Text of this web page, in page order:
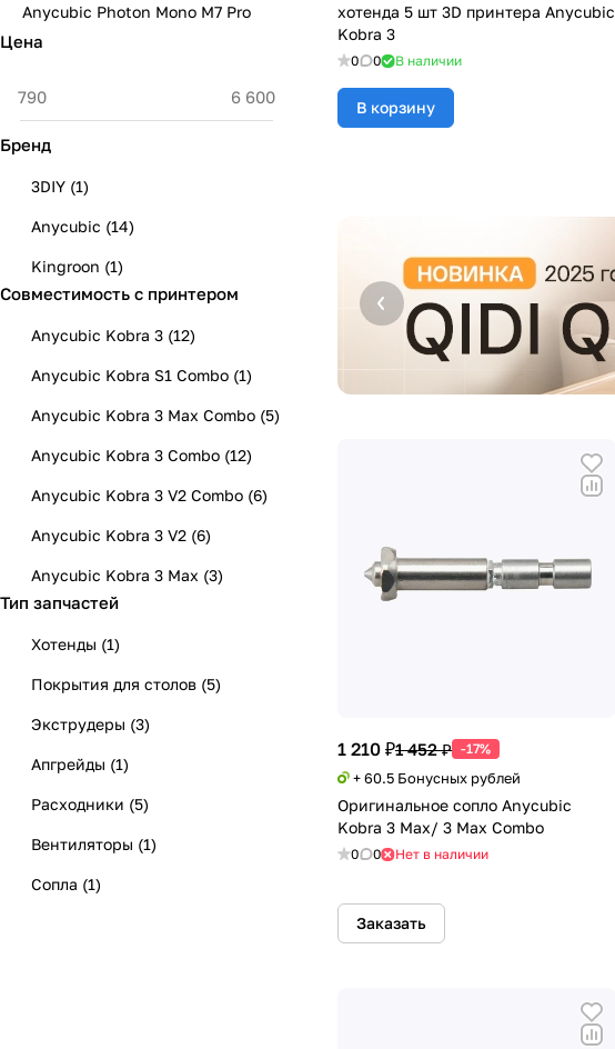
хотенда 5 шт 3D принтера Anycubic
Kobra 3
0 0 В наличии
В корзину
1 210 ₽1 452 ₽ -17%
+ 60.5 Бонусных рублей
Оригинальное сопло Anycubic
Kobra 3 Max/ 3 Max Combo
0 0 Нет в наличии
Заказать
Anycubic Photon Mono M7 Pro
Цена
Бренд
3DIY (1)
Anycubic (14)
Kingroon (1)
Совместимость с принтером
Anycubic Kobra 3 (12)
Anycubic Kobra S1 Combo (1)
Anycubic Kobra 3 Max Combo (5)
Anycubic Kobra 3 Combo (12)
Anycubic Kobra 3 V2 Combo (6)
Anycubic Kobra 3 V2 (6)
Anycubic Kobra 3 Max (3)
Тип запчастей
Хотенды (1)
Покрытия для столов (5)
Экструдеры (3)
Апгрейды (1)
Расходники (5)
Вентиляторы (1)
Сопла (1)